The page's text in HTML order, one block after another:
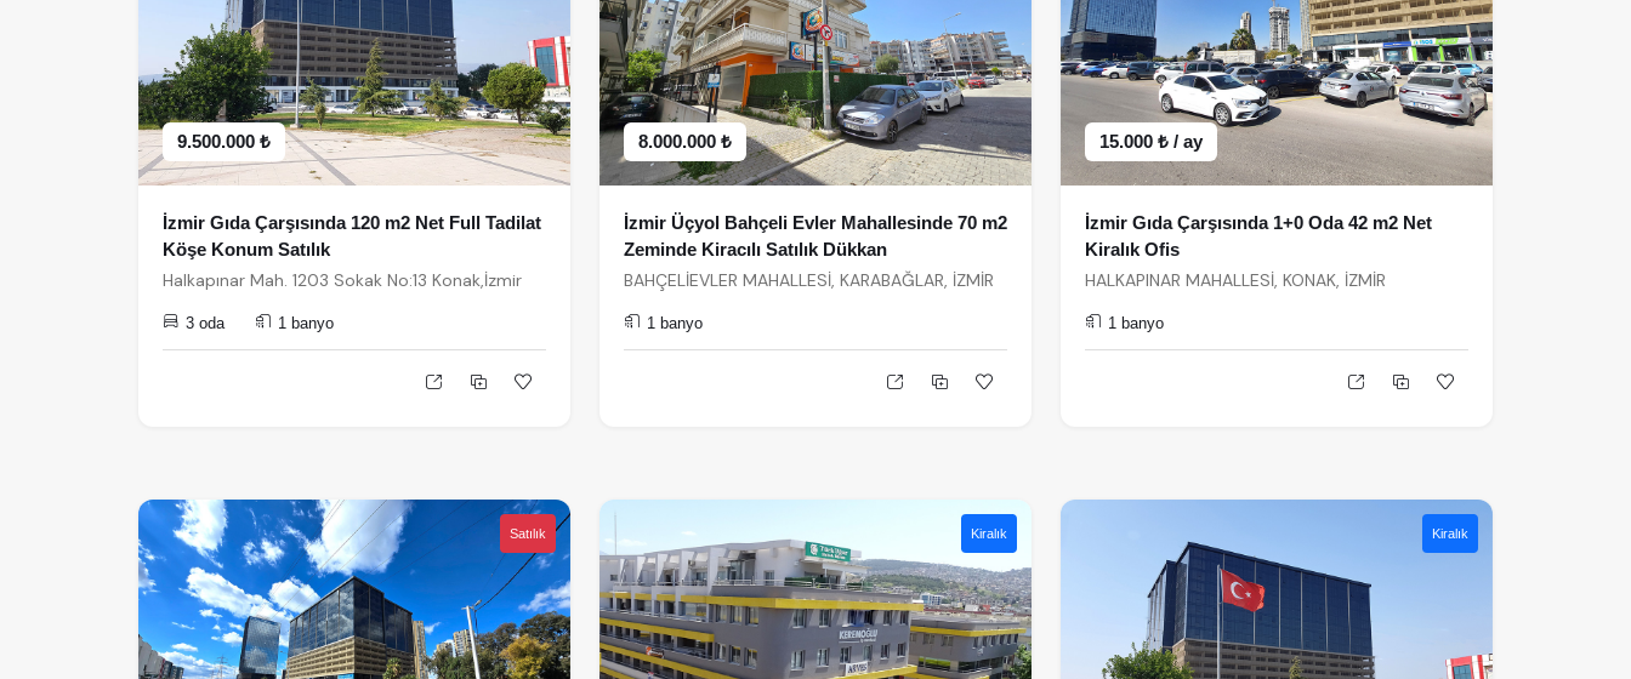
9.500.000 ₺
İzmir Gıda Çarşısında 120 m2 Net Full Tadilat
Köşe Konum Satılık
Halkapınar Mah. 1203 Sokak No:13 Konak,İzmir
3 oda 1 banyo
8.000.000 ₺
İzmir Üçyol Bahçeli Evler Mahallesinde 70 m2
Zeminde Kiracılı Satılık Dükkan
BAHÇELİEVLER MAHALLESİ, KARABAĞLAR, İZMİR
1 banyo
15.000 ₺ / ay
İzmir Gıda Çarşısında 1+0 Oda 42 m2 Net
Kiralık Ofis
HALKAPINAR MAHALLESİ, KONAK, İZMİR
1 banyo
Satılık Kiralık Kiralık